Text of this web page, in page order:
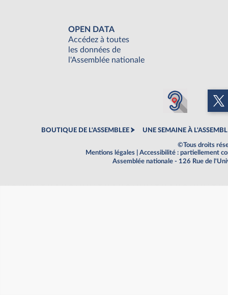
OPEN DATA
Accédez à toutes
les données de
l'Assemblée nationale
BOUTIQUE DE L'ASSEMBLEE UNE SEMAINE À
©Tous droits
Mentions légales
Accessibilité : partiellement
Assemblée nationale - 126 Rue de